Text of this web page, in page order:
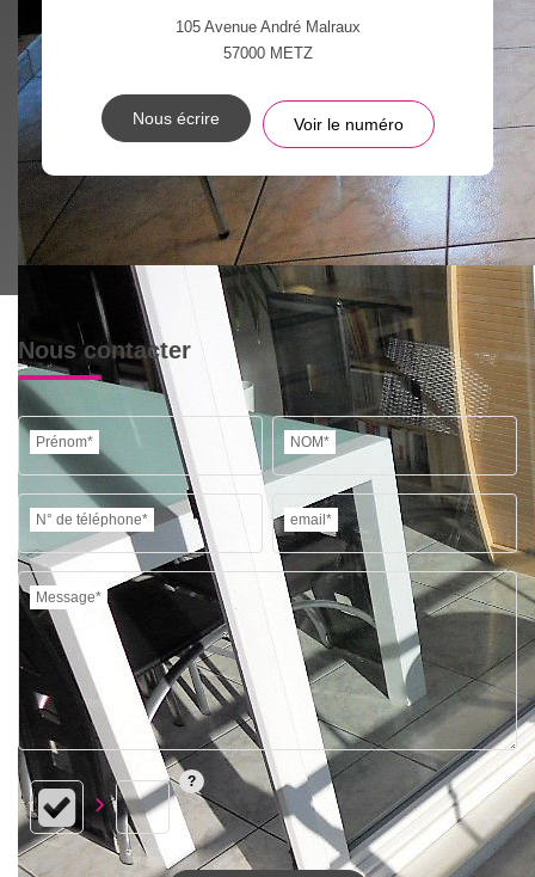
105 Avenue André Malraux
57000 METZ
Nous écrire Voir le numéro
Nous contacter
Prénom* NOM*
N° de téléphone* email*
Message*